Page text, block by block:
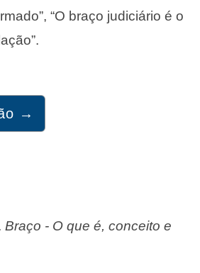
“O braço judiciário é o
→
Braço - O que é, conceito e